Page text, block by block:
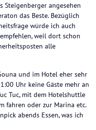
Steigenberger angesehen
das Beste. Bezüglich
würde ich auch
weil dort schon
alle
und im Hotel eher sehr
Uhr keine Gäste mehr an
Tuc, mit dem Hotelshuttle
fahren oder zur Marina etc.
abends Essen, was ich